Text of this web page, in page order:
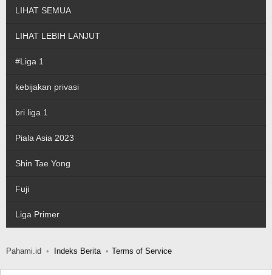
LIHAT SEMUA
LIHAT LEBIH LANJUT
#Liga 1
kebijakan privasi
bri liga 1
Piala Asia 2023
Shin Tae Yong
Fuji
Liga Primer
Pahami.id Indeks Berita Terms of Service